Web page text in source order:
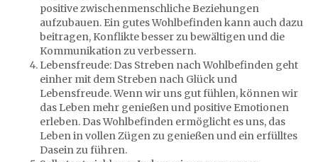
positive zwischenmenschliche Beziehungen
aufzubauen. Ein gutes Wohlbefinden kann auch dazu
beitragen, Konflikte besser zu bewältigen und die
Kommunikation zu verbessern.
Lebensfreude: Das Streben nach Wohlbefinden geht
einher mit dem Streben nach Glück und
Lebensfreude. Wenn wir uns gut fühlen, können wir
das Leben mehr genießen und positive Emotionen
erleben. Das Wohlbefinden ermöglicht es uns, das
Leben in vollen Zügen zu genießen und ein erfülltes
Dasein zu führen.